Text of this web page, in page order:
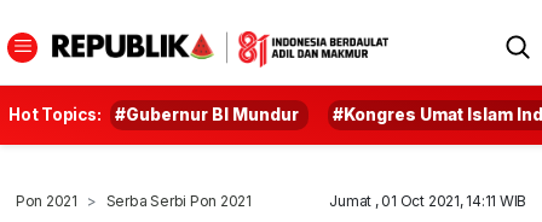
Hot Topics: #Gubernur BI Mundur #Kongres Umat Islam
Pon 2021 Serba Serbi Pon 2021 Jumat , 01 Oct 2021, 14:11 WIB